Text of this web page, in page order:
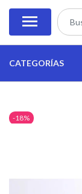
CATEGORÍAS
-18%